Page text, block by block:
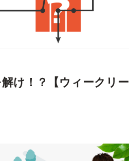
け！？【ウィークリー